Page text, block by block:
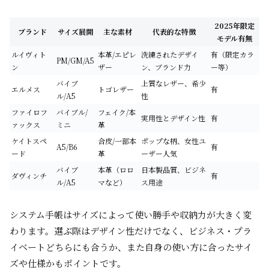
ブランド サイズ展開 主な素材 代表的な特徴
2025年限定
モデル有無
ルイヴィト
ン
PM/GM/A5
本革/エピレ
ザー
洗練されたデザイ
ン、ブランド力
有（限定カラ
ー等）
エルメス
バイブ
ル/A5
トゴレザー
上質なレザー、希少
性
有
ファイロフ
ァックス
バイブル/
ミニ
フェイク/本
革
実用性とデザイン性 有
ケイトスペ
ード
A5/B6
合皮/一部本
革
ポップな柄、女性ユ
ーザー人気
有
ダヴィンチ
バイブ
ル/A5
本革（ロロ
マなど）
日本製品質、ビジネ
ス用途
有
システム手帳はサイズによって使い勝手や収納力が大きく変
わります。選ぶ際はデザイン性だけでなく、ビジネス・プラ
イベートどちらにも合うか、また自身の使い方に合ったサイ
ズや仕様かもポイントです。